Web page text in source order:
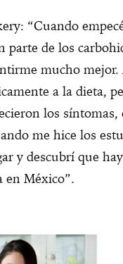
“Cuando
parte de los
mucho
a la dieta,
los síntomas,
me hice los
y descubrí que
en México”.